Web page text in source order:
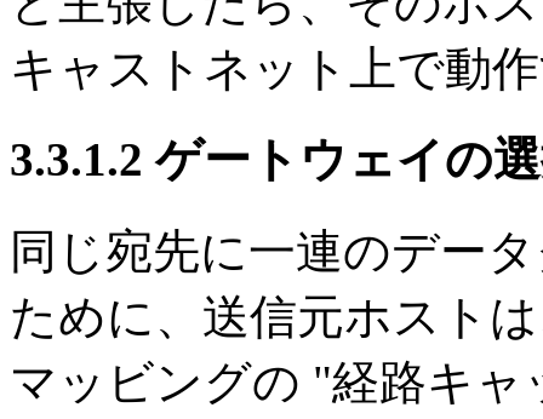
キャストネット上で動
3.3.1.2 ゲートウェイの
同じ宛先に一連のデー
ために、送信元ホスト
マッビングの "経路キ